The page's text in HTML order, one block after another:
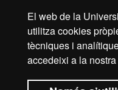
El web de la
utilitza cookies
tècniques i
accedeixi a la nostra
els terminis de tramitació.
consultar la web de l'
Avís legal